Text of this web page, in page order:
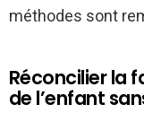
méthodes sont
Réconcilier la
de l’enfant